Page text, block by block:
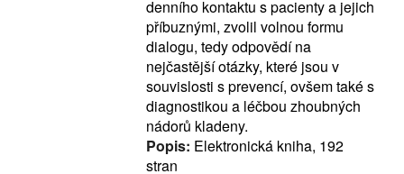
denního kontaktu s pacienty a jejich
příbuznými, zvolil volnou formu
dialogu, tedy odpovědí na
nejčastější otázky, které jsou v
souvislosti s prevencí, ovšem také s
diagnostikou a léčbou zhoubných
nádorů kladeny.
Popis: Elektronická kniha, 192
stran